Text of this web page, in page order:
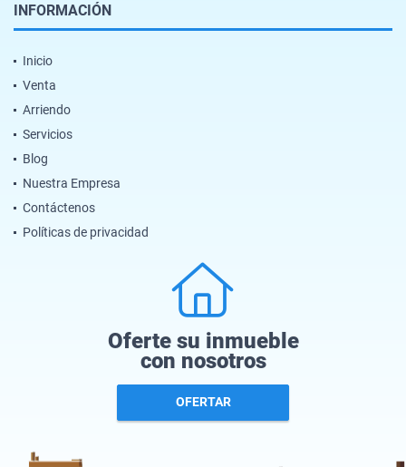
INFORMACIÓN
Inicio
Venta
Arriendo
Servicios
Blog
Nuestra Empresa
Contáctenos
Políticas de privacidad
Oferte su inmueble
con nosotros
OFERTAR